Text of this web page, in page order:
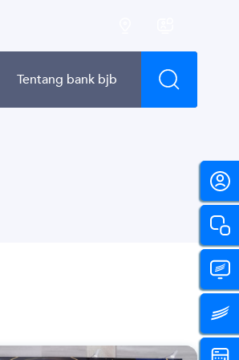
Tentang bank bjb